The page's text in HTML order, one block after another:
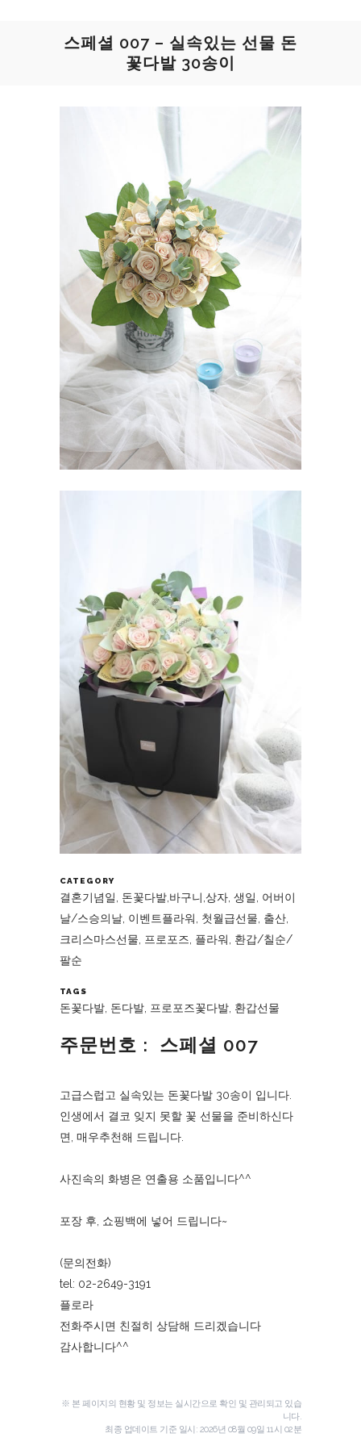
스페셜 007 – 실속있는 선물 돈
꽃다발 30송이
CATEGORY
결혼기념일, 돈꽃다발,바구니,상자, 생일, 어버이
날/스승의날, 이벤트플라워, 첫월급선물, 출산,
크리스마스선물, 프로포즈, 플라워, 환갑/칠순/
팔순
TAGS
돈꽃다발, 돈다발, 프로포즈꽃다발, 환갑선물
주문번호 : 스페셜 007
고급스럽고 실속있는 돈꽃다발 30송이 입니다.
인생에서 결코 잊지 못할 꽃 선물을 준비하신다
면, 매우추천해 드립니다.
사진속의 화병은 연출용 소품입니다^^
포장 후, 쇼핑백에 넣어 드립니다~
(문의전화)
tel: 02-2649-3191
플로라
전화주시면 친절히 상담해 드리겠습니다
감사합니다^^
※ 본 페이지의 현황 및 정보는 실시간으로 확인 및 관리되고 있습
니다.
최종 업데이트 기준 일시: 2026년 08월 09일 11시 02분